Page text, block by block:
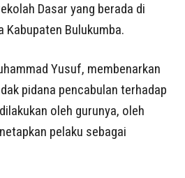
Dasar yang berada di
Kabupaten Bulukumba.
Yusuf, membenarkan
pidana pencabulan terhadap
oleh gurunya, oleh
pelaku sebagai